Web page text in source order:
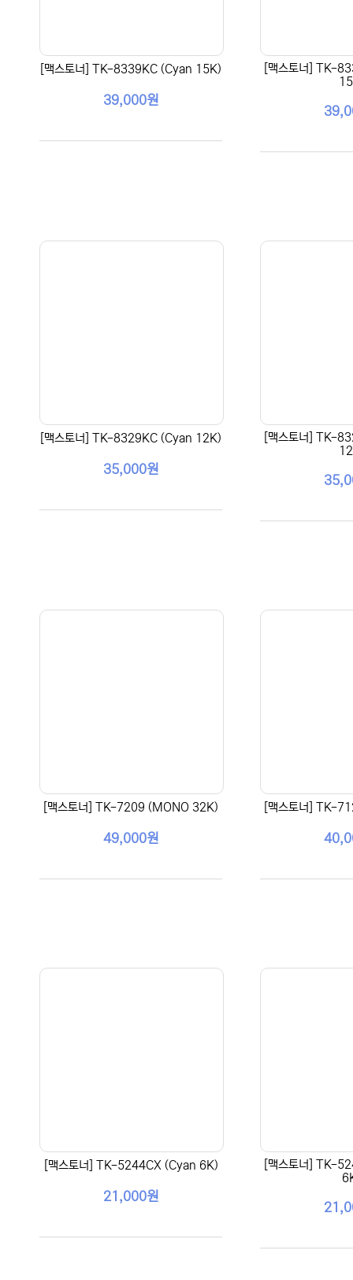
[맥스토너] TK-8339KC (Cyan 15K)
39,000원
[맥스토너] TK-
[맥스토너] TK-8329KC (Cyan 12K)
35,000원
[맥스토너] TK-
[맥스토너] TK-7209 (MONO 32K)
49,000원
[맥스토너] TK-
[맥스토너] TK-5244CX (Cyan 6K)
21,000원
[맥스토너] TK-